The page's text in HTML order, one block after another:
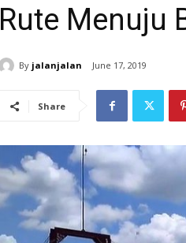
Rute Menuju
By jalanjalan June 17, 2019
Share